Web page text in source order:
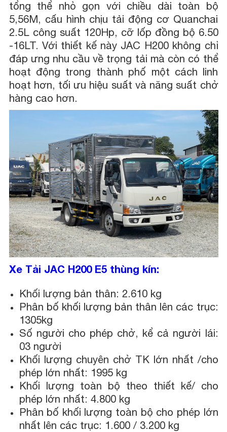
tổng thể nhỏ gọn với chiều dài toàn bộ
5,56M, cấu hình chịu tải động cơ Quanchai
2.5L công suất 120Hp, cỡ lốp đồng bộ 6.50
-16LT. Với thiết kế này JAC H200 không chỉ
đáp ưng nhu cầu về trọng tải mà còn có thể
hoạt động trong thành phố một cách linh
hoạt hơn, tối ưu hiệu suất và năng suất chở
hàng cao hơn.
Xe Tải JAC H200 E5 thùng kín:
Khối lượng bản thân: 2.610 kg
Phân bố khối lượng bản thân lên các trục:
1305kg
Số người cho phép chở, kể cả người lái:
03 người
Khối lượng chuyên chở TK lớn nhất /cho
phép lớn nhất: 1995 kg
Khối lượng toàn bộ theo thiết kế/ cho
phép lớn nhất: 4.800 kg
Phân bố khối lượng toàn bộ cho phép lớn
nhất lên các trục: 1.600 / 3.200 kg